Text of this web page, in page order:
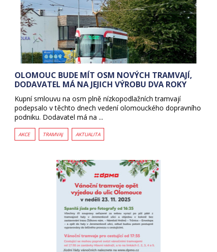
OLOMOUC BUDE MÍT OSM NOVÝCH TRAMVAJÍ,
DODAVATEL MÁ NA JEJICH VÝROBU DVA ROKY
Kupní smlouvu na osm plně nízkopodlažních tramvají
podepsalo v těchto dnech vedení olomouckého dopravního
podniku. Dodavatel má na ...
AKCE TRAMVAJ AKTUALITA